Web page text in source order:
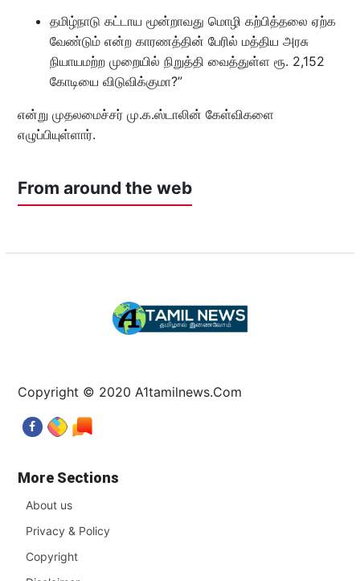
தமிழ்நாடு கட்டாய மூன்றாவது மொழி கற்பித்தலை ஏற்க
வேண்டும் என்ற காரணத்தின் பேரில் மத்திய அரசு
நியாயமற்ற முறையில் நிறுத்தி வைத்துள்ள ரூ. 2,152
கோடியை விடுவிக்குமா?”
என்று முதலமைச்சர் மு.க.ஸ்டாலின் கேள்விகளை
எழுப்பியுள்ளார்.
From around the web
Copyright © 2020 A1tamilnews.Com
More Sections
About us
Privacy & Policy
Copyright